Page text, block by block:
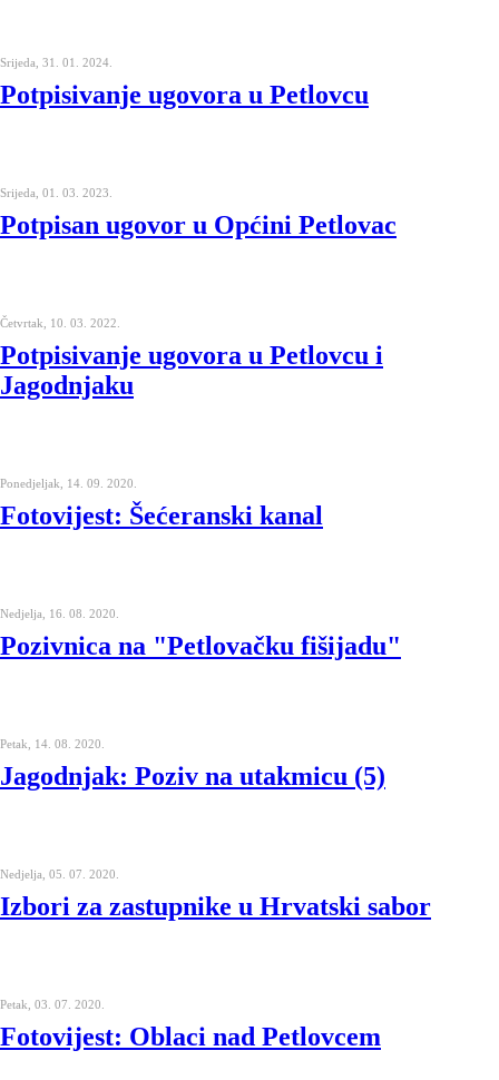
Srijeda, 31. 01. 2024.
Potpisivanje ugovora u Petlovcu
Srijeda, 01. 03. 2023.
Potpisan ugovor u Općini Petlovac
Četvrtak, 10. 03. 2022.
Potpisivanje ugovora u Petlovcu i
Jagodnjaku
Ponedjeljak, 14. 09. 2020.
Fotovijest: Šećeranski kanal
Nedjelja, 16. 08. 2020.
Pozivnica na "Petlovačku fišijadu"
Petak, 14. 08. 2020.
Jagodnjak: Poziv na utakmicu (5)
Nedjelja, 05. 07. 2020.
Izbori za zastupnike u Hrvatski sabor
Petak, 03. 07. 2020.
Fotovijest: Oblaci nad Petlovcem